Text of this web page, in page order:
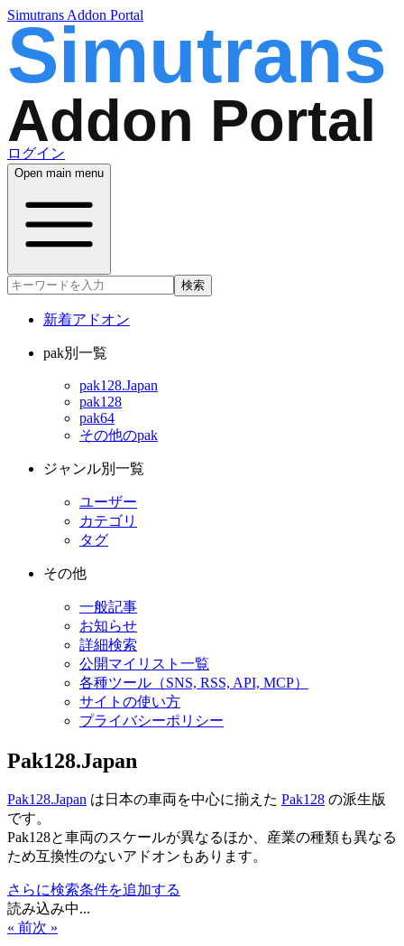
Simutrans Addon Portal
ログイン
Open main menu
検索
新着アドオン
pak別一覧
pak128.Japan
pak128
pak64
その他のpak
ジャンル別一覧
ユーザー
カテゴリ
タグ
その他
一般記事
お知らせ
詳細検索
公開マイリスト一覧
各種ツール（SNS, RSS, API, MCP）
サイトの使い方
プライバシーポリシー
Pak128.Japan
Pak128.Japan は日本の車両を中心に揃えた Pak128 の派生版
です。
Pak128と車両のスケールが異なるほか、産業の種類も異なる
ため互換性のないアドオンもあります。
さらに検索条件を追加する
読み込み中...
« 前次 »